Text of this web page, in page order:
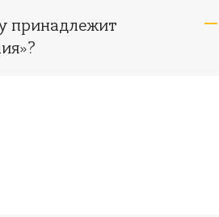
принадлежит